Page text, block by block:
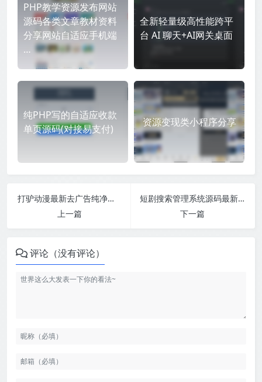
PHP教学资源发布网站
源码各类文章教材资料
分享网站自适应手机端
…
全新轻量级高性能跨平
台 AI 聊天+AI网关桌面
纯PHP写的自适应收款
单页源码(对接易支付)
资源变现类小程序分享
打驴动漫最新去广告纯净版本
上一篇
短剧搜索管理系统源码最新版-美化版本
下一篇
评论（没有评论）